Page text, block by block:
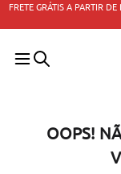
FRETE GRÁTIS A PARTIR
OOPS!